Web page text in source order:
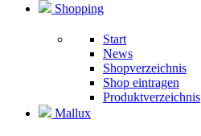
Shopping
Start
News
Shopverzeichnis
Shop eintragen
Produktverzeichnis
Mallux